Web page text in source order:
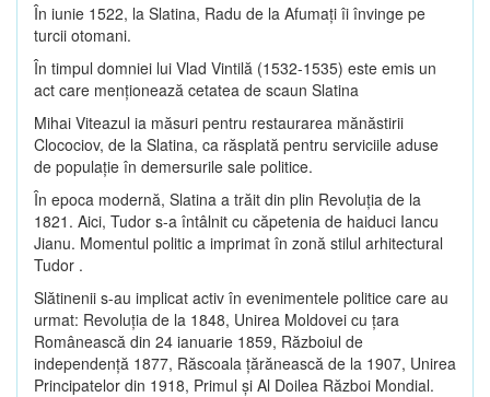
În iunie 1522, la Slatina, Radu de la Afumaţi îi învinge pe
turcii otomani.
În timpul domniei lui Vlad Vintilă (1532-1535) este emis un
act care menţionează cetatea de scaun Slatina
Mihai Viteazul ia măsuri pentru restaurarea mănăstirii
Clocociov, de la Slatina, ca răsplată pentru serviciile aduse
de populaţie în demersurile sale politice.
În epoca modernă, Slatina a trăit din plin Revoluţia de la
1821. Aici, Tudor s-a întâlnit cu căpetenia de haiduci Iancu
Jianu. Momentul politic a imprimat în zonă stilul arhitectural
Tudor .
Slătinenii s-au implicat activ în evenimentele politice care au
urmat: Revoluţia de la 1848, Unirea Moldovei cu ţara
Românească din 24 ianuarie 1859, Războiul de
independenţă 1877, Răscoala ţărănească de la 1907, Unirea
Principatelor din 1918, Primul şi Al Doilea Război Mondial.